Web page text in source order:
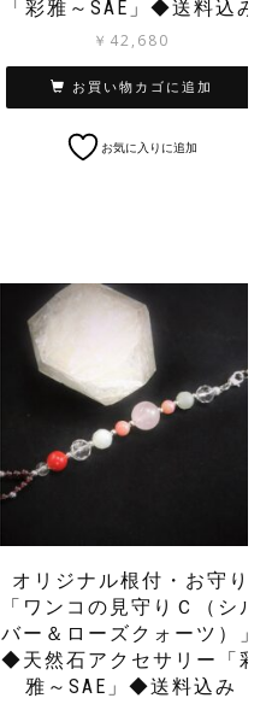
「彩雅～SAE」◆送料込み
￥ 42,680
お買い物カゴに追加
お気に入りに追加
オリジナル根付・お守り
「ワンコの見守りＣ（シル
バー＆ローズクォーツ）」
◆天然石アクセサリー「彩
雅～SAE」◆送料込み